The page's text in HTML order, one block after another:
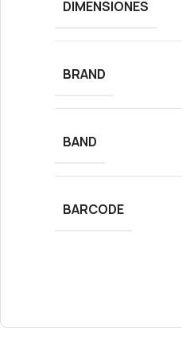
DIMENSIONES
BRAND
BAND
BARCODE